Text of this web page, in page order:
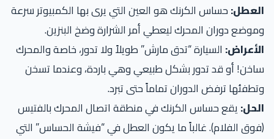
العطل:حساس الكرنك هو العين التي يرى بها الكمبيوتر سرعة
وموضع دوران المحرك ليعطي أمر الشرارة وضخ البنزين.
الأعراض: السيارة “تدق مارش” طويلاً ولا تدور، خاصة والمحرك
ساخن! أو قد تدور بشكل طبيعي وهي باردة، وعندما تسخن
وتطفئها ترفض الدوران تماماً حتى تبرد.
الحل:يقع حساس الكرنك في منطقة اتصال المحرك بالفتيس
(فوق الفلام). غالباً ما يكون العطل في “فيشة الحساس” التي